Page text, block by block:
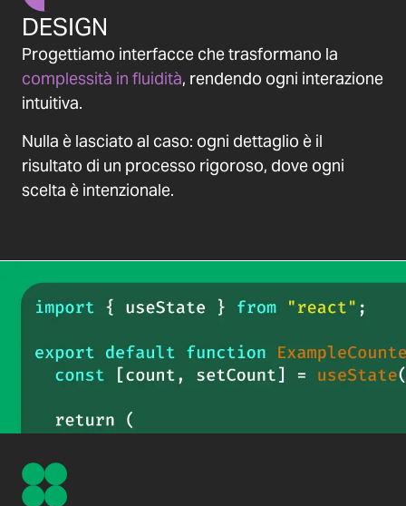
DESIGN
Progettiamo interfacce che trasformano la
complessità in fluidità, rendendo ogni interazione
intuitiva.
Nulla è lasciato al caso: ogni dettaglio è il
risultato di un processo rigoroso, dove ogni
scelta è intenzionale.